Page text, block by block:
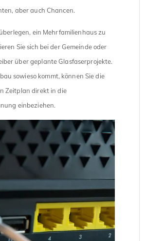
aber auch Chancen.
ein Mehrfamilienhaus zu
Sie sich bei der Gemeinde oder
über geplante Glasfaserprojekte.
sowieso kommt, können Sie die
Zeitplan direkt in die
einbeziehen.